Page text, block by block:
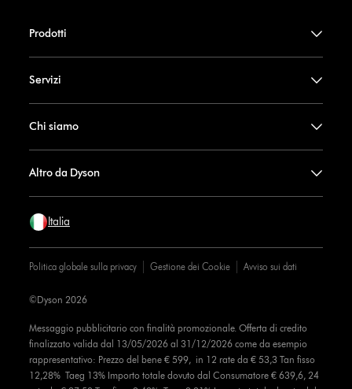
Prodotti
Servizi
Chi siamo
Altro da Dyson
Italia
Politica globale sulla privacy Gestione dei Cookie Avviso sui dati
Messaggio pubblicitario con finalità promozionale. Offerta di credito
finalizzato valida dal 13/05/2026 al 31/12/2026 come da esempio
rappresentativo: Prezzo del bene € 599, in 12 rate da € 53,3 Tan fisso
12,28% Taeg 13% Importo totale dovuto dal Consumatore € 639,6, 24
©Dyson 2026